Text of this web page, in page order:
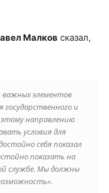
Малков сказал,
важных элементов
государственного и
направлению
условия для
себя показал
показать на
службе. Мы должны